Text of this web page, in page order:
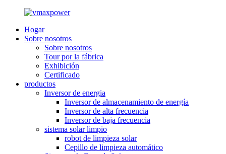
Hogar
Sobre nosotros
Sobre nosotros
Tour por la fábrica
Exhibición
Certificado
productos
Inversor de energia
Inversor de almacenamiento de energía
Inversor de alta frecuencia
Inversor de baja frecuencia
sistema solar limpio
robot de limpieza solar
Cepillo de limpieza automático